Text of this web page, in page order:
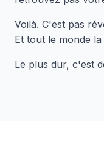
Voilà. C'est pas
Et tout le monde
Le plus dur, c'est